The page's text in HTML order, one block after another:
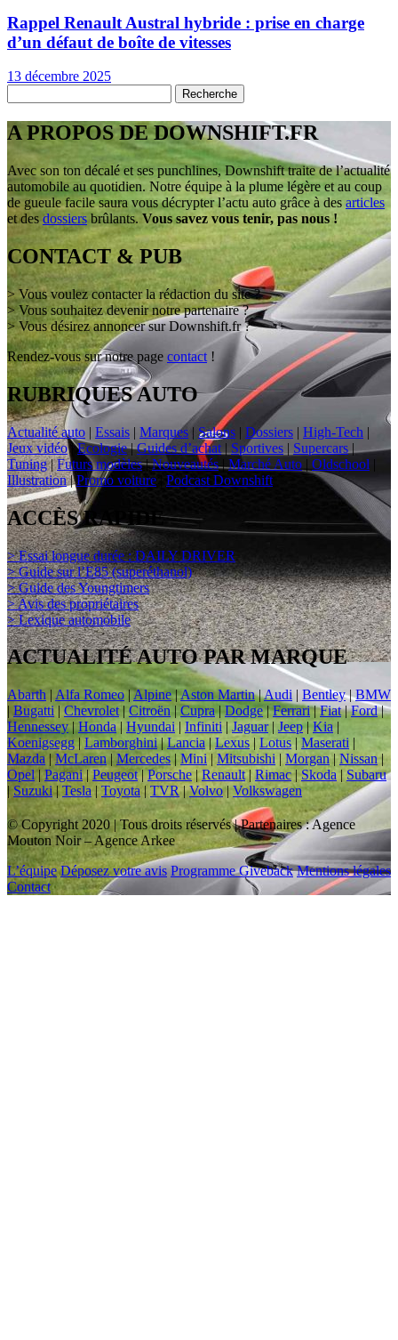
Rappel Renault Austral hybride : prise en charge
d’un défaut de boîte de vitesses
13 décembre 2025
A PROPOS DE DOWNSHIFT.FR
Avec son ton décalé et ses punchlines, Downshift traite de l’actualité
automobile au quotidien. Notre équipe à la plume légère et au coup
de gueule facile saura vous décrypter l’actu auto grâce à des articles
et des dossiers brûlants. Vous savez vous tenir, pas nous !
CONTACT & PUB
> Vous voulez contacter la rédaction du site ?
> Vous souhaitez devenir notre partenaire ?
> Vous désirez annoncer sur Downshift.fr ?
Rendez-vous sur notre page contact !
RUBRIQUES AUTO
Actualité auto | Essais | Marques |Salons | Dossiers | High-Tech |
Jeux vidéo|Ecologie|Guides d’achat | Sportives | Supercars |
Tuning|Futurs modèles|Nouveautés|Marché Auto | Oldschool |
Illustration|Promo voiture Podcast Downshift
ACCÈS RAPIDE
> Essai longue durée : DAILY DRIVER
> Guide sur l’E85 (superéthanol)
> Guide des Youngtimers
> Avis des propriétaires
> Lexique automobile
ACTUALITÉ AUTO PAR MARQUE
Abarth | Alfa Romeo|Alpine|Aston Martin|Audi | Bentley|BMW
| Bugatti|Chevrolet|Citroën |Cupra | Dodge|Ferrari|Fiat|Ford|
Hennessey| Honda| Hyundai |Infiniti | Jaguar| Jeep|Kia |
Koenigsegg|Lamborghini|Lancia|Lexus | Lotus| Maserati |
Mazda |McLaren|Mercedes | Mini | Mitsubishi | Morgan|Nissan|
Opel | Pagani|Peugeot|Porsche | Renault| Rimac|Skoda | Subaru
| Suzuki|Tesla| Toyota | TVR|Volvo|Volkswagen
© Copyright 2020 | Tous droits réservés | Partenaires : Agence
Mouton Noir – Agence Arkee
L’équipe Déposez votre avis Programme Giveback Mentions légales
Contact